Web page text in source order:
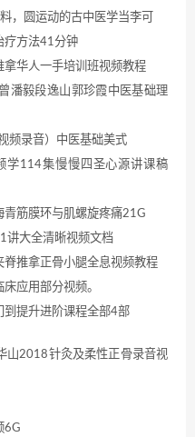
，圆运动的古中医学当李可
疗方法41分钟
华人一手培训班视频教程
潘毅段逸山郭珍霞中医基础理
频录音）中医基础美式
学114集慢慢四圣心源讲课稿
筋膜环与肌螺旋疼痛21G
讲大全清晰视频文档
推拿正骨小腿全息视频教程
应用部分视频。
到提升进阶课程全部4部
山2018针灸及柔性正骨录音视
6G